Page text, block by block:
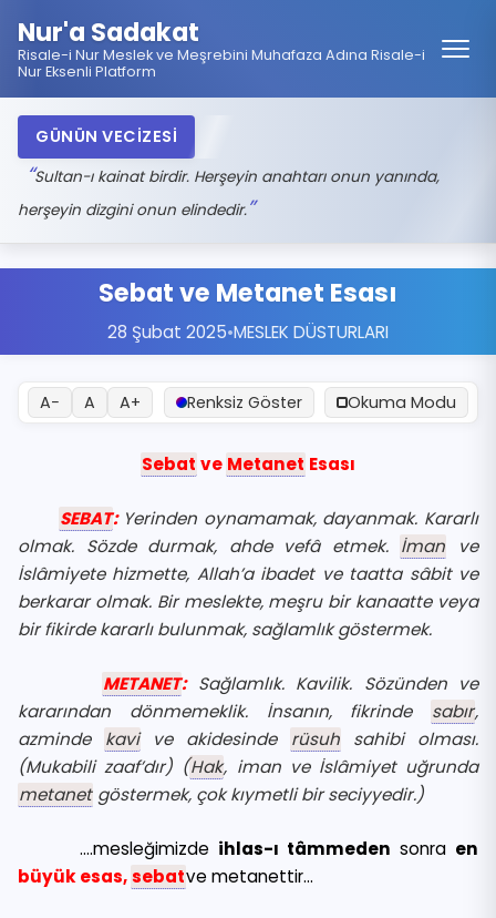
Nur'a Sadakat
Risale-i Nur Meslek ve Meşrebini Muhafaza Adına Risale-i
Nur Eksenli Platform
GÜNÜN VECİZESİ
Sultan-ı kainat birdir. Herşeyin anahtarı onun yanında,
herşeyin dizgini onun elindedir.
Sebat ve Metanet Esası
28 Şubat 2025•MESLEK DÜSTURLARI
A− A A+ Renksiz Göster Okuma Modu
Sebat ve Metanet Esası
SEBAT:Yerinden oynamamak, dayanmak. Kararlı
olmak. Sözde durmak, ahde vefâ etmek. İman ve
İslâmiyete hizmette, Allah’a ibadet ve taatta sâbit ve
berkarar olmak. Bir meslekte, meşru bir kanaatte veya
bir fikirde kararlı bulunmak, sağlamlık göstermek.
METANET:Sağlamlık. Kavilik. Sözünden ve
kararından dönmemeklik. İnsanın, fikrinde sabır,
azminde
kavive akidesinde rüsuh sahibi olması.
(Mukabili zaaf’dır) (Hak, iman ve İslâmiyet uğrunda
metanet göstermek, çok kıymetli bir seciyyedir.)
….mesleğimizde ihlas-ı tâmmeden sonra en
büyük esas,sebatve metanettir…